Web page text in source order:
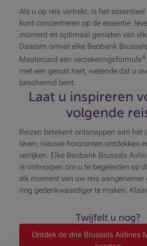
Als u op reis vertrekt, is het
kunt concentreren op de essentie:
moment en optimaal genieten van
Daarom omvat elke Beobank
Mastercard een verzekeringsformule4
met een gerust hart, wetende dat u
beschermd bent.
Laat u inspireren
volgende
Reizen betekent ontsnappen aan het
leven, nieuwe horizonten ontdekken
verrijken. Elke Beobank Brussels
is ontworpen om u te begeleiden op
elk moment van uw reis aangenamer
nog gedenkwaardiger te maken.
Twijfelt u nog?
Ontdek de drie Brussels Airlines